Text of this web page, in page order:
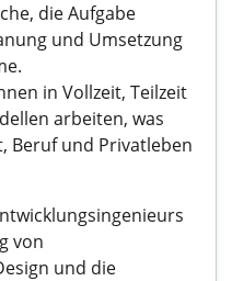
die Aufgabe
und Umsetzung
in Vollzeit, Teilzeit
arbeiten, was
Beruf und Privatleben
von
und die